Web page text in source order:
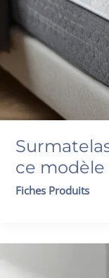
ce
Fiches Produits